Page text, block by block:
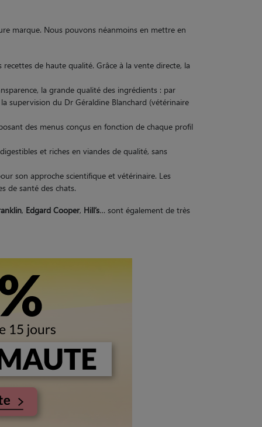
marque. Nous pouvons néanmoins en mettre en
de haute qualité. Grâce à la vente directe, la
la grande qualité des ingrédients : par
supervision du Dr Géraldine Blanchard (vétérinaire
des menus conçus en fonction de chaque profil
et riches en viandes de qualité, sans
son approche scientifique et vétérinaire. Les
de santé des chats.
, Edgard Cooper, Hill’s… sont également de très